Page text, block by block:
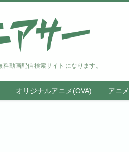
動画配信検索サイトになります。
オリジナルアニメ(OVA) アニ